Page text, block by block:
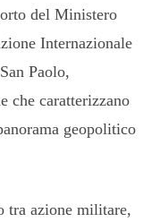
del Ministero
Internazionale
Paolo,
che caratterizzano
geopolitico
tra azione militare,